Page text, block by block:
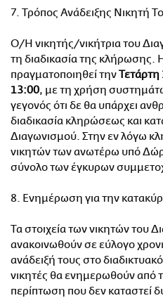
7. Τρόπος Ανάδειξης Νικητή
Ο/Η νικητής/νικήτρια του
τη διαδικασία της κλήρωσης.
πραγματοποιηθεί τηνΤετάρτη
13:00, με τη χρήση
γεγονός ότι δε θα υπάρχει
διαδικασία κληρώσεως και
Διαγωνισμού. Στην εν λόγω
νικητών των ανωτέρω υπό
σύνολο των έγκυρων
8. Ενημέρωση για την
Τα στοιχεία των νικητών του
ανακοινωθούν σε εύλογο
ανάδειξή τους στο
νικητές θα ενημερωθούν από
περίπτωση που δεν καταστεί